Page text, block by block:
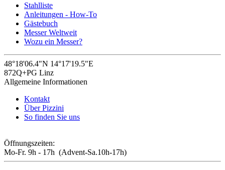
Stahlliste
Anleitungen - How-To
Gästebuch
Messer Weltweit
Wozu ein Messer?
48°18'06.4"N 14°17'19.5"E
872Q+PG Linz
Allgemeine Informationen
Kontakt
Über Pizzini
So finden Sie uns
Öffnungszeiten:
Mo-Fr. 9h - 17h (Advent-Sa.10h-17h)